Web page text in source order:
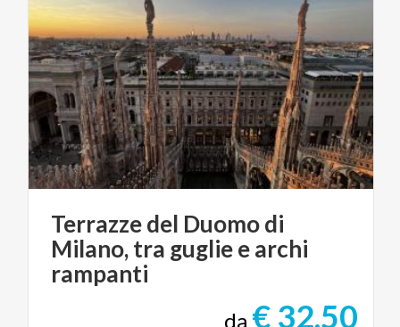
Terrazze del Duomo di
Milano, tra guglie e archi
rampanti
da € 32.50